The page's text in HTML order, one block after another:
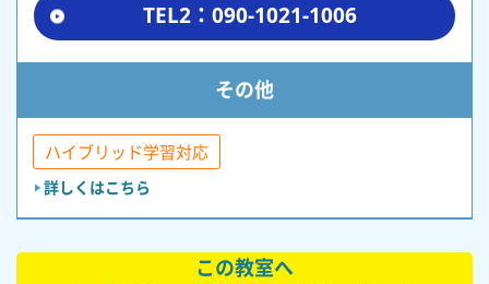
TEL2：090-1021-1006
その他
ハイブリッド学習対応
詳しくはこちら
この教室へ